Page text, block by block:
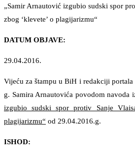
„Samir Arnautović izgubio sudski spor
zbog ‘klevete’ o plagijarizmu“
DATUM OBJAVE:
29.04.2016.
Vijeću za štampu u BiH i redakciji portala
g. Samira Arnautovića povodom navoda
izgubio sudski spor protiv Sanje
plagijarizmu“ od 29.04.2016.g.
ISHOD: